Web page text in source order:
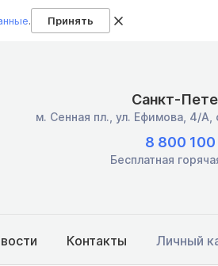
. Принять
Санкт-
м. Сенная пл., ул. Ефимова, 4/А,
8 800
Бесплатная
Контакты Личный